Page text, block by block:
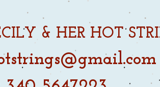
& HER HOT